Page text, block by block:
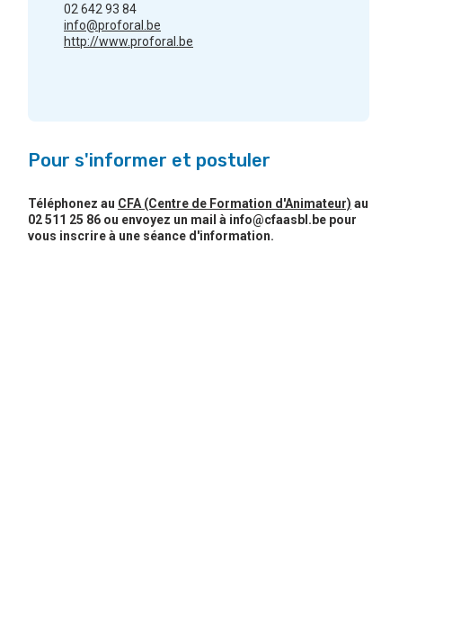
02 642 93 84
info@proforal.be
http://www.proforal.be
Pour s'informer et postuler
Téléphonez au CFA (Centre de Formation d'Animateur) au
02 511 25 86 ou envoyez un mail à info@cfaasbl.be pour
vous inscrire à une séance d'information.